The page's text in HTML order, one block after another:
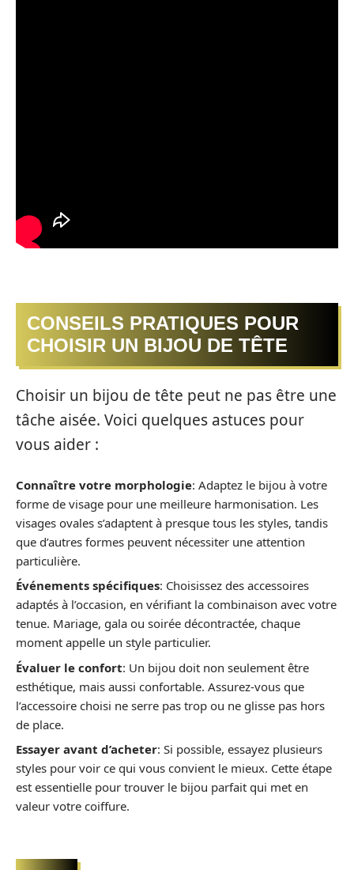
CONSEILS PRATIQUES POUR
CHOISIR UN BIJOU DE TÊTE
Choisir un bijou de tête peut ne pas être une
tâche aisée. Voici quelques astuces pour
vous aider :
Connaître votre morphologie: Adaptez le bijou à votre
forme de visage pour une meilleure harmonisation. Les
visages ovales s’adaptent à presque tous les styles, tandis
que d’autres formes peuvent nécessiter une attention
particulière.
Événements spécifiques: Choisissez des accessoires
adaptés à l’occasion, en vérifiant la combinaison avec votre
tenue. Mariage, gala ou soirée décontractée, chaque
moment appelle un style particulier.
Évaluer le confort: Un bijou doit non seulement être
esthétique, mais aussi confortable. Assurez-vous que
l’accessoire choisi ne serre pas trop ou ne glisse pas hors
de place.
Essayer avant d’acheter: Si possible, essayez plusieurs
styles pour voir ce qui vous convient le mieux. Cette étape
est essentielle pour trouver le bijou parfait qui met en
valeur votre coiffure.